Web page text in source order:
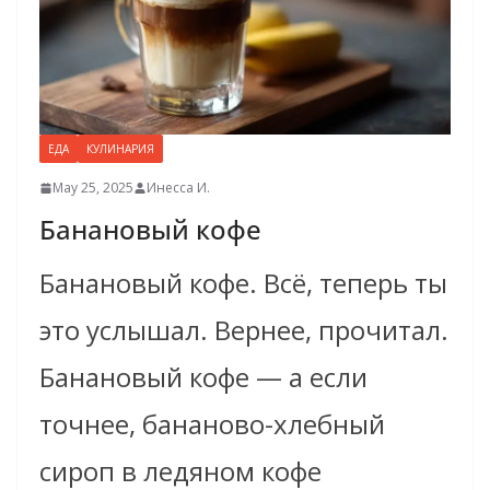
ЕДА КУЛИНАРИЯ
May 25, 2025 Инесса И.
Банановый кофе
Банановый кофе. Всё, теперь ты
это услышал. Вернее, прочитал.
Банановый кофе — а если
точнее, бананово-хлебный
сироп в ледяном кофе